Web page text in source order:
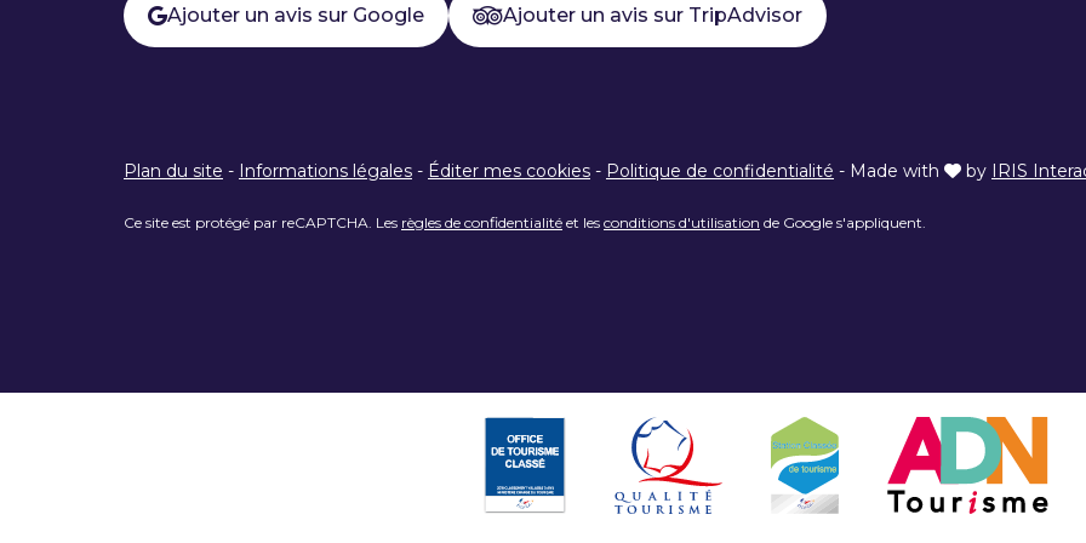
Ajouter un avis sur Google Ajouter un avis sur TripAdvisor
Plan du site - Informations légales - Éditer mes cookies - Politique de confidentialité - Made with by IRIS
Ce site est protégé par reCAPTCHA. Les règles de confidentialité et les conditions d'utilisation de Google s'appliquent.